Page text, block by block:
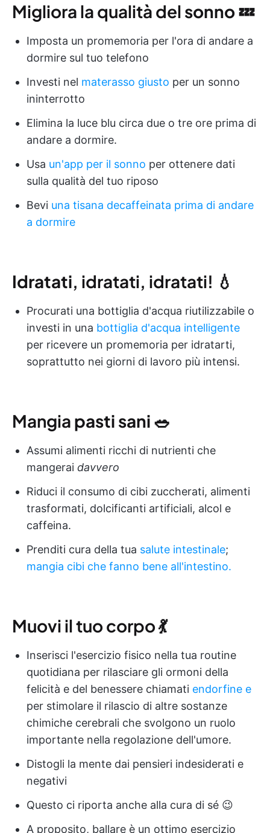
Migliora la qualità del sonno💤
Imposta un promemoria per l'ora di andare a
dormire sul tuo telefono
Investi nel materasso giusto per un sonno
ininterrotto
Elimina la luce blu circa due o tre ore prima di
andare a dormire.
Usa un'app per il sonno per ottenere dati
sulla qualità del tuo riposo
Bevi una tisana decaffeinata prima di andare
a dormire
Idratati, idratati, idratati! 💧
Procurati una bottiglia d'acqua riutilizzabile o
investi in una bottiglia d'acqua intelligente
per ricevere un promemoria per idratarti,
soprattutto nei giorni di lavoro più intensi.
Mangia pasti sani 🥗
Assumi alimenti ricchi di nutrienti che
mangerai davvero
Riduci il consumo di cibi zuccherati, alimenti
trasformati, dolcificanti artificiali, alcol e
caffeina.
Prenditi cura della tua salute intestinale;
mangia cibi che fanno bene all'intestino.
Muovi il tuo corpo 💃
Inserisci l'esercizio fisico nella tua routine
quotidiana per rilasciare gli ormoni della
felicità e del benessere chiamati endorfine e
per stimolare il rilascio di altre sostanze
chimiche cerebrali che svolgono un ruolo
importante nella regolazione dell'umore.
Distogli la mente dai pensieri indesiderati e
negativi
Questo ci riporta anche alla cura di sé 😉
A proposito, ballare è un ottimo esercizio